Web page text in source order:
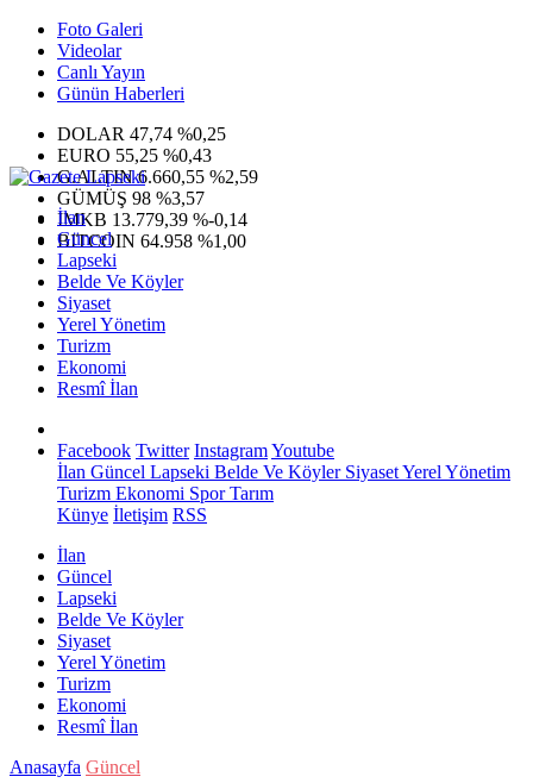
Foto Galeri
Videolar
Canlı Yayın
Günün Haberleri
DOLAR 47,74 %0,25
EURO 55,25 %0,43
G.ALTIN6.660,55 %2,59
GÜMÜŞ 98 %3,57
IMKB 13.779,39 %-0,14
BITCOIN 64.958 %1,00
İlan
Güncel
Lapseki
Belde Ve Köyler
Siyaset
Yerel Yönetim
Turizm
Ekonomi
Resmî İlan
Facebook Twitter InstagramYoutube
İlan Güncel Lapseki Belde Ve KöylerSiyasetYerel Yönetim
Turizm Ekonomi SporTarım
Künye İletişim RSS
İlan
Güncel
Lapseki
Belde Ve Köyler
Siyaset
Yerel Yönetim
Turizm
Ekonomi
Resmî İlan
Anasayfa Güncel